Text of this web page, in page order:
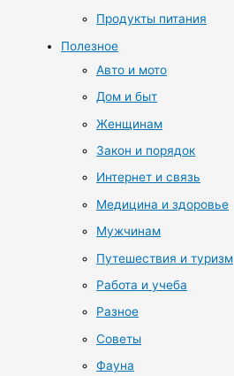
Продукты питания
Полезное
Авто и мото
Дом и быт
Женщинам
Закон и порядок
Интернет и связь
Медицина и здоровье
Мужчинам
Путешествия и туризм
Работа и учеба
Разное
Советы
Фауна